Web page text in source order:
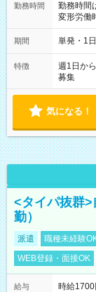
勤務時間
勤務時間
変形労働時間
～21：00
期間 単発・1
特徴
週1日か
募集
気になる！
<タイパ抜群>
勤）
派遣 職種未経験
WEB登録・面接OK
給与
時給